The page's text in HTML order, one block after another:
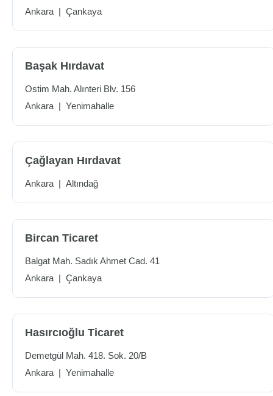
Ankara | Çankaya
Başak Hırdavat
Ostim Mah. Alınteri Blv. 156
Ankara | Yenimahalle
Çağlayan Hırdavat
Ankara | Altındağ
Bircan Ticaret
Balgat Mah. Sadık Ahmet Cad. 41
Ankara | Çankaya
Hasırcıoğlu Ticaret
Demetgül Mah. 418. Sok. 20/B
Ankara | Yenimahalle